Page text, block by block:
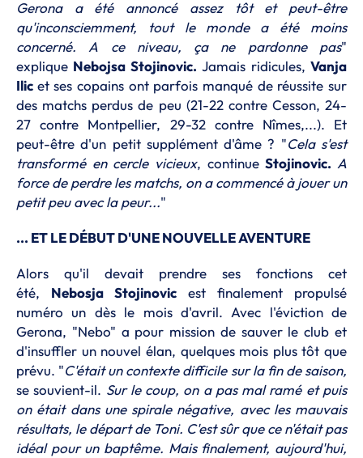
Gerona a été annoncé assez tôt et peut-être
qu'inconsciemment, tout le monde a été moins
concerné. A ce niveau, ça ne pardonne pas"
explique Nebojsa Stojinovic. Jamais ridicules,Vanja
Ilic et ses copains ont parfois manqué de réussite sur
des matchs perdus de peu (21-22 contre Cesson, 24-
27 contre Montpellier, 29-32 contre Nîmes,...). Et
peut-être d'un petit supplément d'âme ? "Cela s'est
transformé en cercle vicieux, continueStojinovic. A
force de perdre les matchs, on a commencé à jouer un
petit peu avec la peur..."
... ET LE DÉBUT D'UNE NOUVELLE AVENTURE
Alors qu'il devait prendre ses fonctions cet
été, Nebosja Stojinovic est finalement propulsé
numéro un dès le mois d'avril. Avec l'éviction de
Gerona, "Nebo" a pour mission de sauver le club et
d'insuffler un nouvel élan, quelques mois plus tôt que
prévu. "C'était un contexte difficile sur la fin de saison,
se souvient-il. Sur le coup, on a pas mal ramé et puis
on était dans une spirale négative, avec les mauvais
résultats, le départ de Toni. C'est sûr que ce n'était pas
idéal pour un baptême. Mais finalement, aujourd'hui,